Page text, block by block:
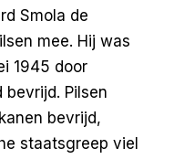
Smola de
mee. Hij was
1945 door
Pilsen
bevrijd,
staatsgreep viel